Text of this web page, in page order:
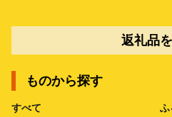
返礼品
ものから探す
すべて ふ